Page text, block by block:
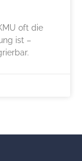
oft die
ist –